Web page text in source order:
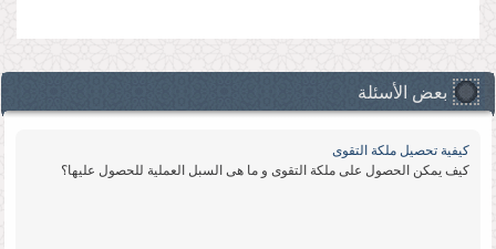
بعض الأسئلة
كیفیة تحصیل ملكة التقوى
كیف یمكن الحصول على ملكة التقوى و ما هی السبل العملیة للحصول علیها؟